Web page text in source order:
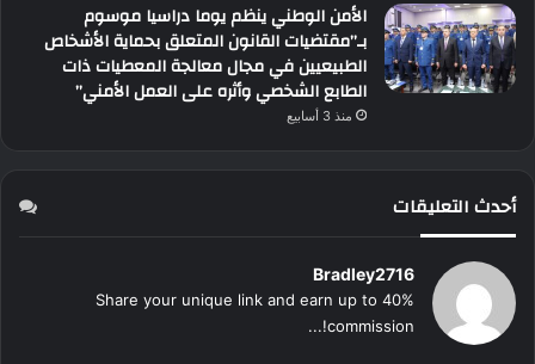
الأمن الوطني ينظم يوما دراسيا موسوم
بـ”مقتضيات القانون المتعلق بحماية الأشخاص
الطبيعيين في مجال معالجة المعطيات ذات
الطابع الشخصي وأثره على العمل الأمني”
منذ 3 أسابيع
أحدث التعليقات
Bradley2716
Share your unique link and earn up to 40%
commission!...